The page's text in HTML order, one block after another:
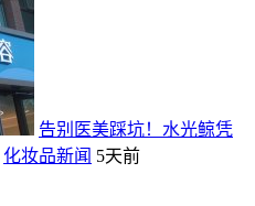
告别医美踩坑！水光鲸凭
化妆品新闻 5天前